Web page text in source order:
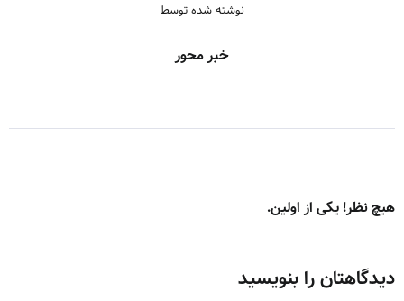
نوشته شده توسط
خبر محور
هیچ نظر! یکی از اولین.
دیدگاهتان را بنویسید